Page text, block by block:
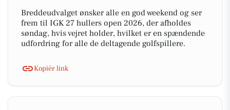
Breddeudvalget ønsker alle en god weekend og ser
frem til IGK 27 hullers open 2026, der afholdes
søndag, hvis vejret holder, hvilket er en spændende
udfordring for alle de deltagende golfspillere.
Kopiér link